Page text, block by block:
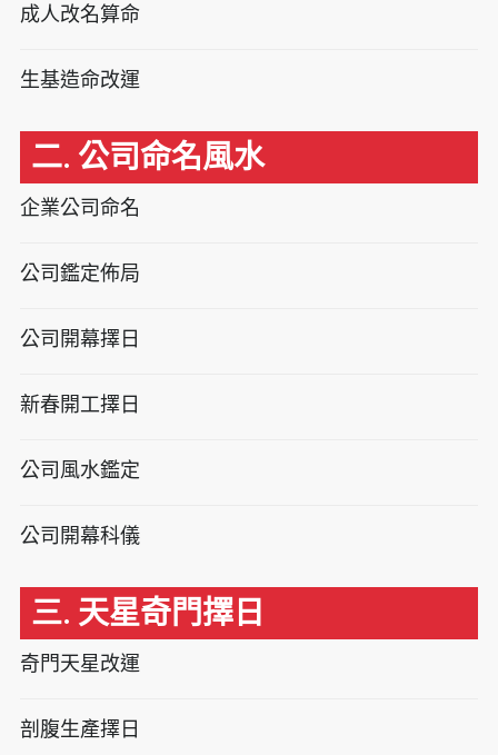
成人改名算命
生基造命改運
二. 公司命名風水
企業公司命名
公司鑑定佈局
公司開幕擇日
新春開工擇日
公司風水鑑定
公司開幕科儀
三. 天星奇門擇日
奇門天星改運
剖腹生產擇日